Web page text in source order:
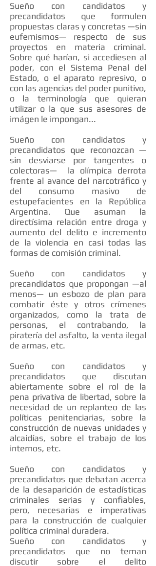
Sueño con candidatos y
precandidatos que formulen
propuestas claras y concretas —sin
eufemismos— respecto de sus
proyectos en materia criminal.
Sobre qué harían, si accediesen al
poder, con el Sistema Penal del
Estado, o el aparato represivo, o
con las agencias del poder punitivo,
o la terminología que quieran
utilizar o la que sus asesores de
imágen le impongan...
Sueño con candidatos y
precandidatos que reconozcan —
sin desviarse por tangentes o
colectoras— la olímpica derrota
frente al avance del narcotráfico y
del consumo masivo de
estupefacientes en la República
Argentina. Que asuman la
directísima relación entre droga y
aumento del delito e incremento
de la violencia en casi todas las
formas de comisión criminal.
Sueño con candidatos y
precandidatos que propongan —al
menos— un esbozo de plan para
combatir éste y otros crímenes
organizados, como la trata de
personas, el contrabando, la
piratería del asfalto, la venta ilegal
de armas, etc.
Sueño con candidatos y
precandidatos que discutan
abiertamente sobre el rol de la
pena privativa de libertad, sobre la
necesidad de un replanteo de las
políticas penitenciarias, sobre la
construcción de nuevas unidades y
alcaidías, sobre el trabajo de los
internos, etc.
Sueño con candidatos y
precandidatos que debatan acerca
de la desaparición de estadísticas
criminales serias y confiables,
pero, necesarias e imperativas
para la construcción de cualquier
política criminal duradera.
Sueño con candidatos y
precandidatos que no teman
discutir sobre el delito